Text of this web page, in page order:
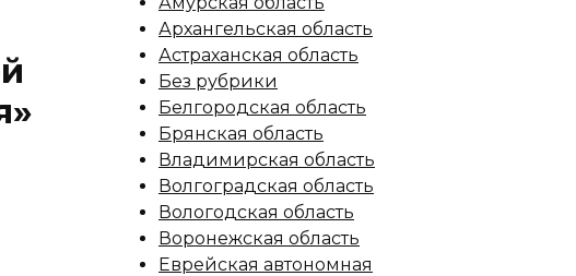
Архангельская область
Астраханская область
Без рубрики
Белгородская область
Брянская область
Владимирская область
Волгоградская область
Вологодская область
Воронежская область
Еврейская автономная